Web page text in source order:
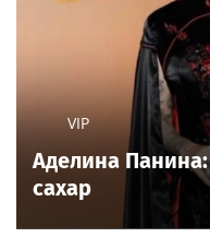
популярных
о
композиторах
дискуссии о музыке,
— в новостях и
звёзд — в кадре и за
сейчас
. Новости о
Опубликовать свою
регионе